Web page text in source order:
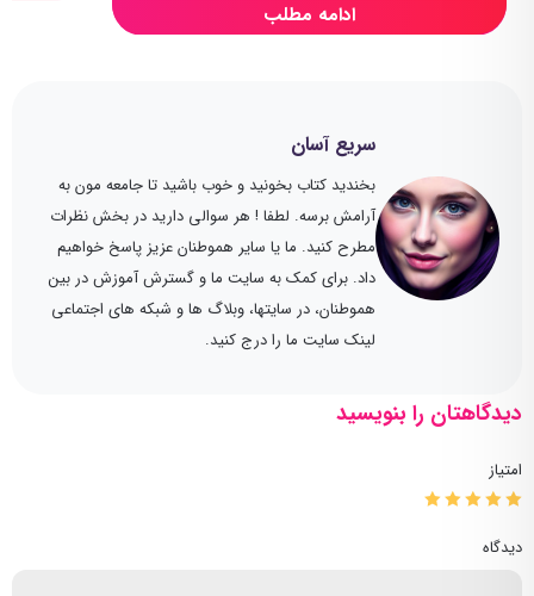
سریع آسان
بخندید کتاب بخونید و خوب باشید تا جامعه مون به
آرامش برسه. لطفا ! هر سوالی دارید در بخش نظرات
مطرح کنید. ما یا سایر هموطنان عزیز پاسخ خواهیم
داد. برای کمک به سایت ما و گسترش آموزش در بین
هموطنان، در سایتها، وبلاگ ها و شبکه های اجتماعی
لینک سایت ما را درج کنید.
ادامه مطلب
دیدگاهتان را بنویسید
امتیاز
دیدگاه